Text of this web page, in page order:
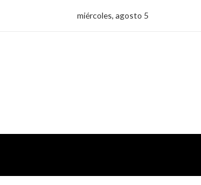
miércoles, agosto 5